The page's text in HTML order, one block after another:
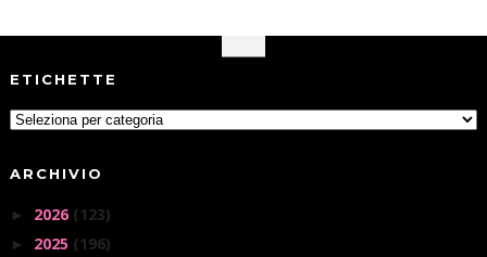
ETICHETTE
ARCHIVIO
► 2026 (123)
► 2025 (196)